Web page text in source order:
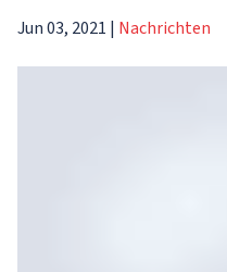
Jun 03, 2021 | Nachrichten